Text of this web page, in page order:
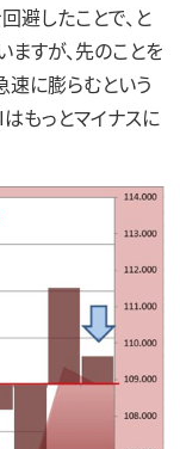
避したことで、と
すが、先のことを
速に膨らむという
もっとマイナスに